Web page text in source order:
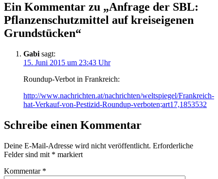
Ein Kommentar zu „Anfrage der SBL:
Pflanzenschutzmittel auf kreiseigenen
Grundstücken“
Gabi sagt:
15. Juni 2015 um 23:43 Uhr
Roundup-Verbot in Frankreich:
http://www.nachrichten.at/nachrichten/weltspiegel/Frankreich-
hat-Verkauf-von-Pestizid-Roundup-verboten;art17,1853532
Schreibe einen Kommentar
Deine E-Mail-Adresse wird nicht veröffentlicht. Erforderliche
Felder sind mit * markiert
Kommentar *